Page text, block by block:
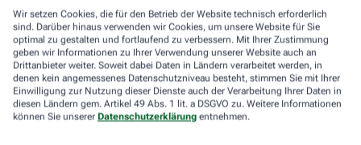
Wir setzen Cookies, die für den Betrieb der Website technisch erforderlich
sind. Darüber hinaus verwenden wir Cookies, um unsere Website für Sie
optimal zu gestalten und fortlaufend zu verbessern. Mit Ihrer Zustimmung
geben wir Informationen zu Ihrer Verwendung unserer Website auch an
Drittanbieter weiter. Soweit dabei Daten in Ländern verarbeitet werden, in
denen kein angemessenes Datenschutzniveau besteht, stimmen Sie mit Ihrer
Einwilligung zur Nutzung dieser Dienste auch der Verarbeitung Ihrer Daten in
diesen Ländern gem. Artikel 49 Abs. 1 lit. a DSGVO zu. Weitere Informationen
können Sie unserer Datenschutzerklärung entnehmen.